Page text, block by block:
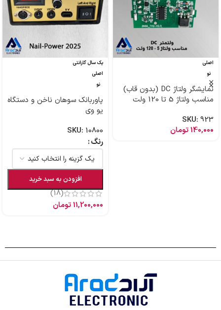
اصلی
نو
نمایشگر ولتاژ DC (بدون قاب)
مناسب ولتاژ 5 تا 120 ولت
SKU: 923
140,000تومان
یک سال گارانتی
اصلی
نو
پاوربانک سوهان ناخن و دستگاه
یو وی
SKU: 10800
رنگ
افزودن به سبد خرید
(18)
11,200,000تومان